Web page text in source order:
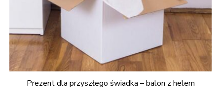
Prezent dla przyszłego świadka – balon z helem